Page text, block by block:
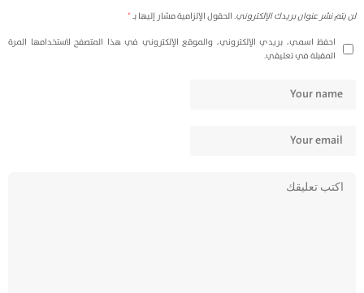
لن يتم نشر عنوان بريدك الإلكتروني.الحقول الإلزامية مشار إليها بـ*
احفظ اسمي، بريدي الإلكتروني، والموقع الإلكتروني في هذا المتصفح لاستخدامها المرة
المقبلة في تعليقي.